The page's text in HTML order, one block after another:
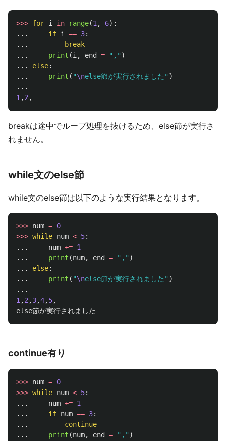
>>> for i in range(1 , 6):
...
if i == 3:
...
break
...
print (i , end = " , " )
...
else:
...
print ( "\nelse節が実行されました " )
...
1 ,2 ,
breakは途中でループ処理を抜けるため、else節が実行さ
れません。
while文のelse節
while文のelse節は以下のような実行結果となります。
>>> num = 0
>>> while num < 5:
...
num += 1
...
print (num, end = " , " )
...
else:
...
print ( "\nelse節が実行されました " )
...
1 ,2 ,3,4,5,
else節が実行されました
continue有り
>>> num = 0
>>> while num < 5:
...
num += 1
...
if num == 3:
...
continue
...
print (num, end = " , " )